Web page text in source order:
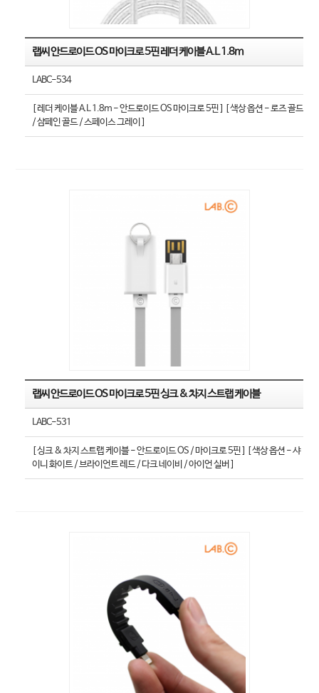
랩씨 안드로이드 OS 마이크로 5핀 레더 케이블 A.L 1.8m
LABC-534
[ 레더 케이블 A.L 1.8m - 안드로이드 OS 마이크로 5핀 ] [ 색상 옵션 - 로즈 골드
/ 샴페인 골드 / 스페이스 그레이 ]
랩씨 안드로이드 OS 마이크로 5핀 싱크 & 차지 스트랩 케이블
LABC-531
[ 싱크 & 차지 스트랩 케이블 - 안드로이드 OS / 마이크로 5핀 ] [ 색상 옵션 - 샤
이니 화이트 / 브라이언트 레드 / 다크 네이비 / 아이언 실버 ]